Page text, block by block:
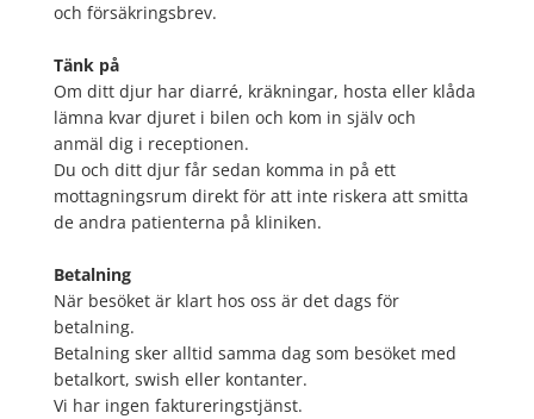
och försäkringsbrev.
Tänk på
Om ditt djur har diarré, kräkningar, hosta eller klåda
lämna kvar djuret i bilen och kom in själv och
anmäl dig i receptionen.
Du och ditt djur får sedan komma in på ett
mottagningsrum direkt för att inte riskera att smitta
de andra patienterna på kliniken.
Betalning
När besöket är klart hos oss är det dags för
betalning.
Betalning sker alltid samma dag som besöket med
betalkort, swish eller kontanter.
Vi har ingen faktureringstjänst.